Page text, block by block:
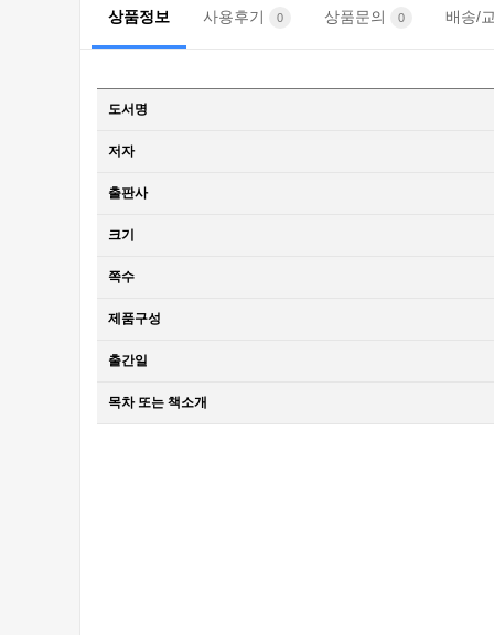
상품정보 사용후기 0 상품문의 0 배송/
도서명
저자
출판사
크기
쪽수
제품구성
출간일
목차 또는 책소개